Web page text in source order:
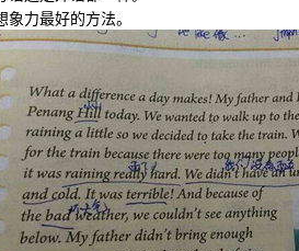
力最好的方法。